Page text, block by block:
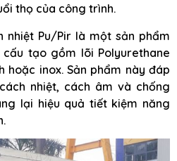
thọ của công trình.
nhiệt Pu/Pir là một sản phẩm
tạo gồm lõi Polyurethane
hoặc inox. Sản phẩm này đáp
nhiệt, cách âm và chống
lại hiệu quả tiết kiệm năng